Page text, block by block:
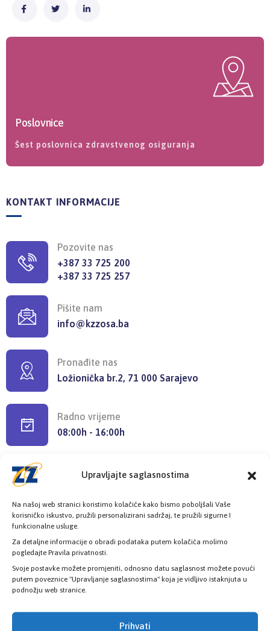
Upravljajte saglasnostima
Na našoj web stranici koristimo kolačiće kako bismo poboljšali Vaše
korisničko iskustvo, pružili personalizirani sadržaj, te pružili sigurne I
funkcionalne usluge.
Za detaljne informacije o obradi podataka putem kolačića molimo
pogledajte Pravila privatnosti.
Svoje postavke možete promjeniti, odnosno datu saglasnost možete povući
putem poveznice "Upravljanje saglasnostima" koja je vidljivo istaknjuta u
podnožju web stranice.
Prihvati
Poslovnice
Šest poslovnica zdravstvenog osiguranja
KONTAKT INFORMACIJE
Pozovite nas
+387 33 725 200
+387 33 725 257
Pišite nam
info@kzzosa.ba
Pronađite nas
Ložionička br.2, 71 000 Sarajevo
Radno vrijeme
08:00h - 16:00h
Provjerite status vaše elektronske
zdravstvene kartice
PROVJERITE STATUS